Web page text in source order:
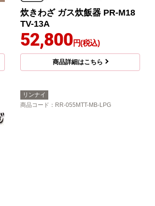
炊きわざ ガス炊飯器 PR-M18
TV-13A
52,800円(税込)
商品詳細はこちら
リンナイ
商品コード ：RR-055MTT-MB-LPG